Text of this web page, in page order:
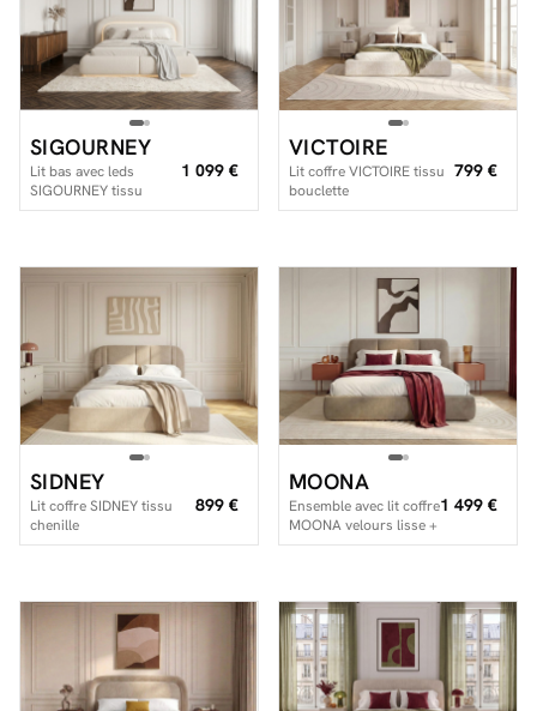
Facilité de paiements
Livraison
Aide et contact
Mieux nous connaître
SIGOURNEY
Lit bas avec leds
SIGOURNEY tissu
bouclette
1 099 €
VICTOIRE
Lit coffre VICTOIRE tissu
bouclette
799 €
SIDNEY
Lit coffre SIDNEY tissu
chenille
899 €
MOONA
Ensemble avec lit coffre
MOONA velours lisse +
matelas hybride
1 499 €